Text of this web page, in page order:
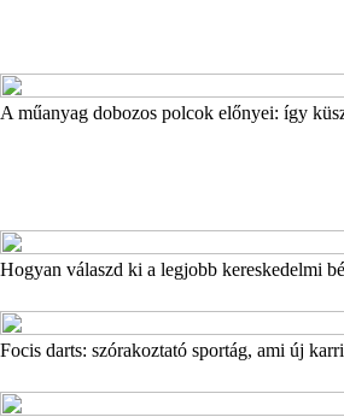
A műanyag dobozos polcok előnyei: így
Hogyan válaszd ki a legjobb kereskedelmi
Focis darts: szórakoztató sportág, ami új